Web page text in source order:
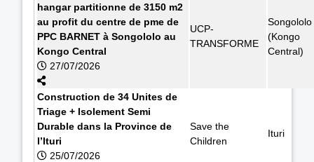
hangar partitionne de 3150 m2
au profit du centre de pme de
PPC BARNET à Songololo au
Kongo Central
27/07/2026
UCP-
TRANSFORME
Songololo
(Kongo
Central)
Construction de 34 Unites de
Triage + Isolement Semi
Durable dans la Province de
l’Ituri
25/07/2026
Save the
Children
Ituri